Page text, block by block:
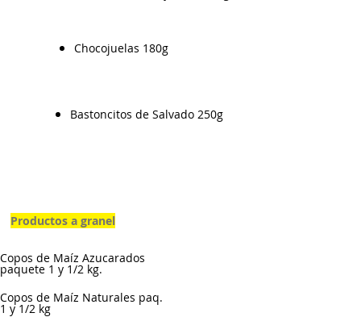
Chocojuelas 180g
Bastoncitos de Salvado 250g
Productos a granel
Copos de Maíz Azucarados
paquete 1 y 1/2 kg.
Copos de Maíz Naturales paq.
1 y 1/2 kg